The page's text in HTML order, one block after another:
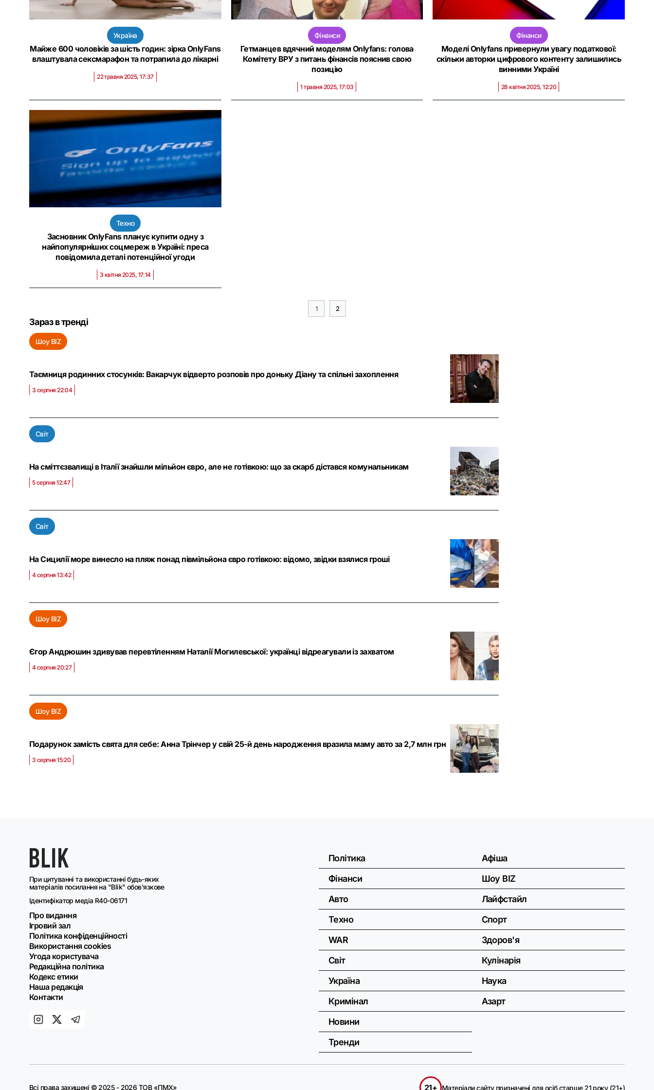
Україна
Майже 600 чоловіків за шість годин: зірка OnlyFans
влаштувала сексмарафон та потрапила до лікарні
22 травня 2025, 17:37
Фінанси
Гетманцев вдячний моделям Onlyfans: голова
Комітету ВРУ з питань фінансів пояснив свою
позицію
1 травня 2025, 17:03
Фінанси
Моделі Onlyfans привернули увагу податкової:
скільки авторки цифрового контенту залишились
винними Україні
28 квітня 2025, 12:20
Техно
Засновник OnlyFans планує купити одну з
найпопулярніших соцмереж в Україні: преса
повідомила деталі потенційної угоди
3 квітня 2025, 17:14
1 2
Зараз в тренді
Шоу BIZ
Таємниця родинних стосунків: Вакарчук відверто розповів про доньку Діану та спільні захоплення
3 серпня 22:04
Світ
На сміттєзвалищі в Італії знайшли мільйон євро, але не готівкою: що за скарб дістався комунальникам
5 серпня 12:47
Світ
На Сицилії море винесло на пляж понад півмільйона євро готівкою: відомо, звідки взялися гроші
4 серпня 13:42
Шоу BIZ
Єгор Андрюшин здивував перевтіленням Наталії Могилевської: українці відреагували із захватом
4 серпня 20:27
Шоу BIZ
Подарунок замість свята для себе: Анна Трінчер у свій 25-й день народження вразила маму авто за 2,7 млн грн
3 серпня 15:20
При цитуванні та використанні будь-яких
матеріалів посилання на "Blik" обов'язкове
Ідентифікатор медіа R40-06171
Про видання
Ігровий зал
Політика конфіденційності
Використання cookies
Угода користувача
Редакційна політика
Кодекс етики
Наша редакція
Контакти
Політика
Фінанси
Авто
Техно
WAR
Світ
Україна
Кримінал
Новини
Тренди
Афіша
Шоу BIZ
Лайфстайл
Спорт
Здоров'я
Кулінарія
Наука
Азарт
Всі права захищені © 2025 - 2026 ТОВ «ПМХ» 21+ Матеріали сайту призначені для осіб старше 21 року (21+)